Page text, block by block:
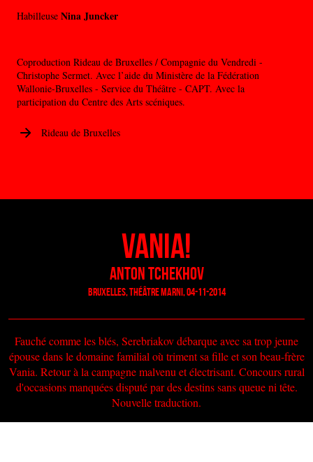
Habilleuse Nina Juncker
Coproduction Rideau de Bruxelles / Compagnie du Vendredi -
Christophe Sermet. Avec l’aide du Ministère de la Fédération
Wallonie-Bruxelles - Service du Théâtre - CAPT. Avec la
participation du Centre des Arts scéniques.
Rideau de Bruxelles
Vania!
Anton Tchekhov
Bruxelles, Théâtre Marni, 04-11-2014
Fauché comme les blés, Serebriakov débarque avec sa trop jeune
épouse dans le domaine familial où triment sa fille et son beau-frère
Vania. Retour à la campagne malvenu et électrisant. Concours rural
d'occasions manquées disputé par des destins sans queue ni tête.
Nouvelle traduction.